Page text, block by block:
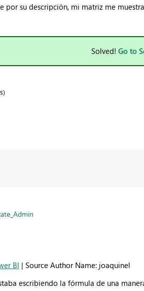
por su descripción, mi matriz me
Solved! Go to
BI | Source Author Name: joaquinel
escribiendo la fórmula de una